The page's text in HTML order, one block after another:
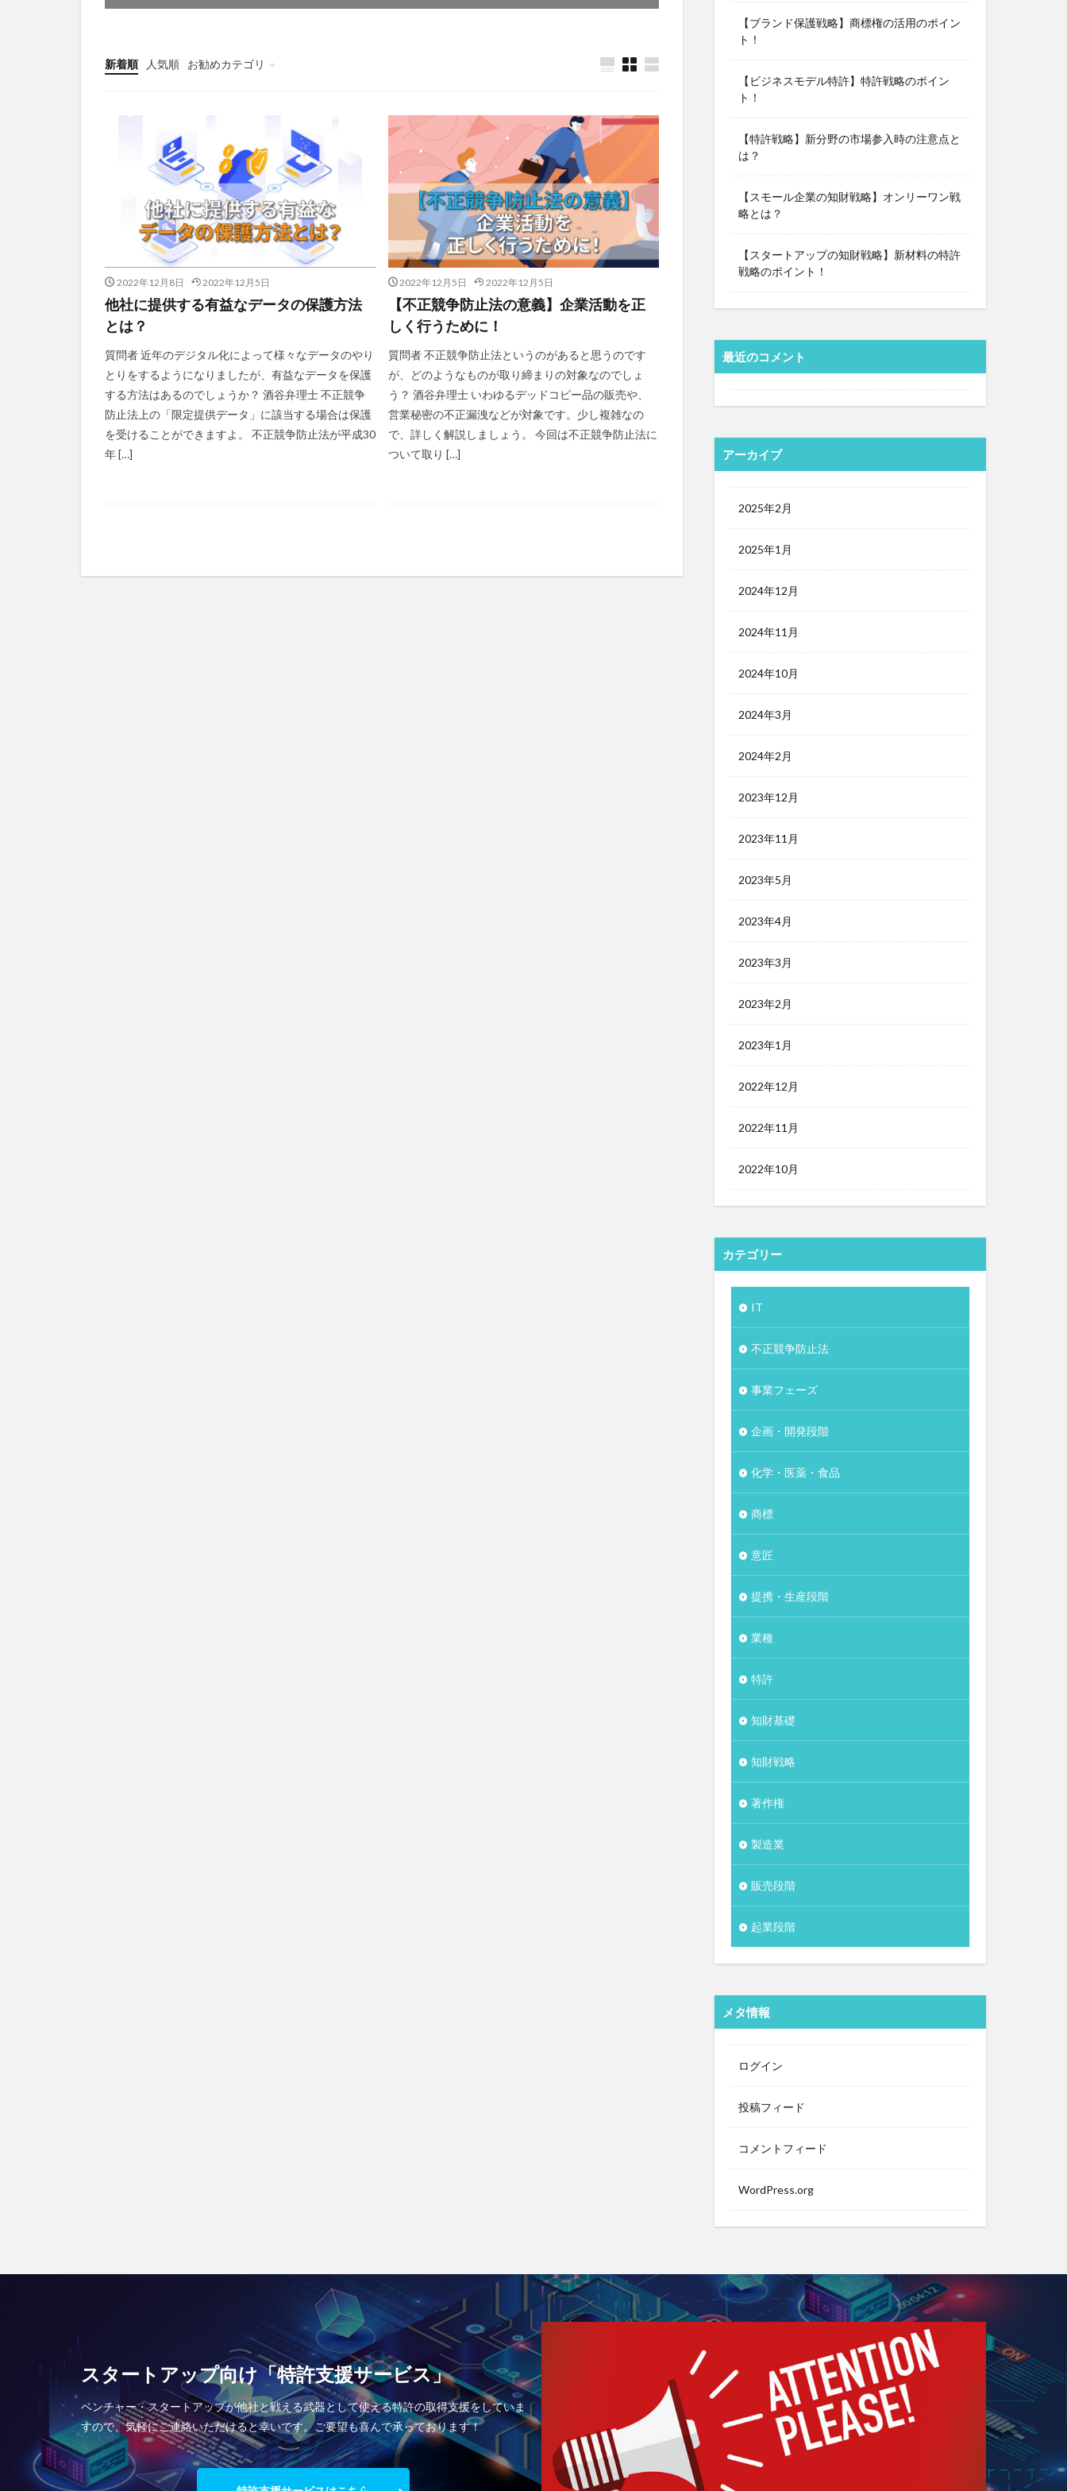
新着順 人気順
お勧めカテゴリ
Uncategorized
2022年12月8日 2022年12月5日
他社に提供する有益なデータの保護方法
とは？
質問者 近年のデジタル化によって様々なデータのやり
とりをするようになりましたが、有益なデータを保護
する方法はあるのでしょうか？ 酒谷弁理士 不正競争
防止法上の「限定提供データ」に該当する場合は保護
を受けることができますよ。 不正競争防止法が平成30
年 […]
2022年12月5日 2022年12月5日
【不正競争防止法の意義】企業活動を正
しく行うために！
質問者 不正競争防止法というのがあると思うのです
が、どのようなものが取り締まりの対象なのでしょ
う？ 酒谷弁理士 いわゆるデッドコピー品の販売や、
営業秘密の不正漏洩などが対象です。少し複雑なの
で、詳しく解説しましょう。 今回は不正競争防止法に
ついて取り […]
【ブランド保護戦略】商標権の活用のポイン
ト！
【ビジネスモデル特許】特許戦略のポイン
ト！
【特許戦略】新分野の市場参入時の注意点と
は？
【スモール企業の知財戦略】オンリーワン戦
略とは？
【スタートアップの知財戦略】新材料の特許
戦略のポイント！
最近のコメント
アーカイブ
2025年2月
2025年1月
2024年12月
2024年11月
2024年10月
2024年3月
2024年2月
2023年12月
2023年11月
2023年5月
2023年4月
2023年3月
2023年2月
2023年1月
2022年12月
2022年11月
2022年10月
カテゴリー
IT
不正競争防止法
事業フェーズ
企画・開発段階
化学・医薬・食品
商標
意匠
提携・生産段階
業種
特許
知財基礎
知財戦略
著作権
製造業
販売段階
起業段階
メタ情報
ログイン
投稿フィード
コメントフィード
WordPress.org
スタートアップ向け「特許支援サービス」
ベンチャー・スタートアップが他社と戦える武器として使える特許の取得支援をしていま
すので、気軽にご連絡いただけると幸いです。ご要望も喜んで承っております！